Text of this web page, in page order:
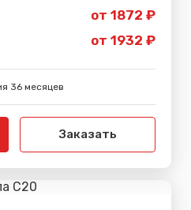
от 1872 ₽
от 1932 ₽
36 месяцев
Заказать